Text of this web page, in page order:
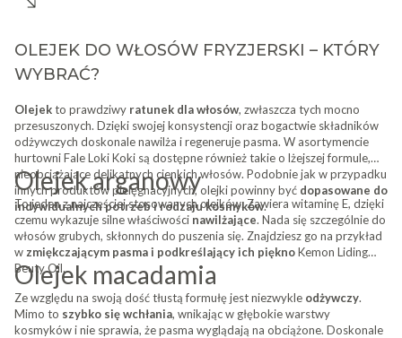
włosa, wzmacniając włókna, wygładzając łuski i scalając końcówki.
OLEJEK DO WŁOSÓW FRYZJERSKI – KTÓRY
WYBRAĆ?
Olejekto prawdziwy ratunek dla włosów, zwłaszcza tych mocno
przesuszonych. Dzięki swojej konsystencji oraz bogactwie składników
odżywczych doskonale nawilża i regeneruje pasma. W asortymencie
hurtowni Fale Loki Koki są dostępne również takie o lżejszej formule,
nieobciążające delikatnych cienkich włosów. Podobnie jak w przypadku
innych produktów pielęgnacyjnych, olejki powinny być dopasowane do
indywidualnych potrzeb i rodzaju kosmyków.
Olejek arganowy
To jeden z najczęściej stosowanych olejków. Zawiera witaminę E, dzięki
czemu wykazuje silne właściwości nawilżające. Nada się szczególnie do
włosów grubych, skłonnych do puszenia się. Znajdziesz go na przykład
w zmiękczającym pasma i podkreślający ich pięknoKemon Liding
Beuty Oil.
Olejek macadamia
Ze względu na swoją dość tłustą formułę jest niezwykle odżywczy.
Mimo to szybko się wchłania, wnikając w głębokie warstwy
kosmyków i nie sprawia, że pasma wyglądają na obciążone. Doskonale